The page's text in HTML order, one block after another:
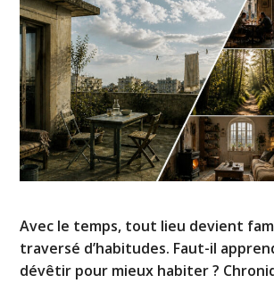
Avec le temps, tout lieu devient
traversé d’habitudes. Faut-il
dévêtir pour mieux habiter ?